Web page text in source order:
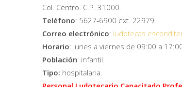
Col. Centro. C.P. 31000.
Teléfono: 5627-6900 ext. 22979.
Correo electrónico:
Horario: lunes a viernes de 09:00 a
Población: infantil.
Tipo: hospitalaria.